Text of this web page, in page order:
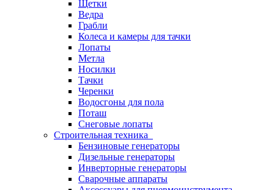
Щетки
Ведра
Грабли
Колеса и камеры для тачки
Лопаты
Метла
Носилки
Тачки
Черенки
Водосгоны для пола
Поташ
Снеговые лопаты
Строительная техника
Бензиновые генераторы
Дизельные генераторы
Инверторные генераторы
Сварочные аппараты